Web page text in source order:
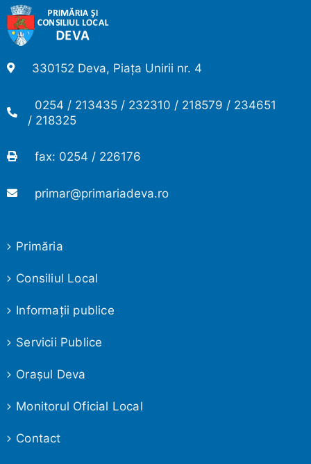
330152 Deva, Piața Unirii nr. 4
0254 / 213435 / 232310 / 218579 / 234651
/ 218325
fax: 0254 / 226176
primar@primariadeva.ro
Primăria
Consiliul Local
Informaţii publice
Servicii Publice
Oraşul Deva
Monitorul Oficial Local
Contact